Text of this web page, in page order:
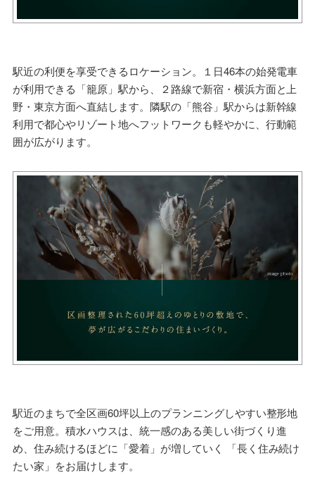
駅近の利便を享受できるロケーション。１日46本の始発電車
が利用できる「籠原」駅から、２路線で新宿・横浜方面と上
野・東京方面へ直結します。隣駅の「熊谷」駅からは新幹線
利用で都心やリゾート地へフットワークも軽やかに、行動範
囲が広がります。
駅近のまちで全区画60坪以上のプランニングしやすい整形地
をご用意。積水ハウスは、統一感のある美しい街づくり進
め、住み続けるほどに「愛着」が増していく 「長く住み続け
たい家」をお届けします。